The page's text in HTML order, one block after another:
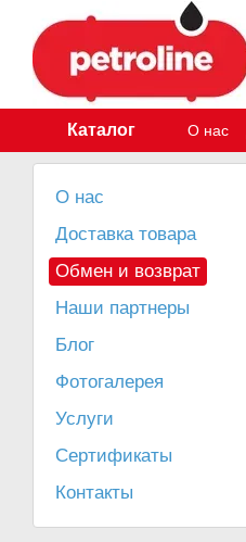
Перейти к основному контенту
Каталог О нас
О нас
Доставка товара
Обмен и возврат
Наши партнеры
Блог
Фотогалерея
Услуги
Сертификаты
Контакты